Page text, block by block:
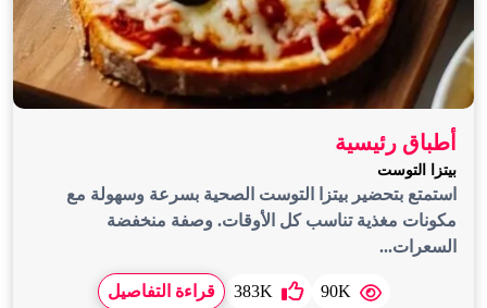
أطباق رئيسية
بيتزا التوست
استمتع بتحضير بيتزا التوست الصحية بسرعة وسهولة مع
مكونات مغذية تناسب كل الأوقات. وصفة منخفضة
السعرات...
90K
383K قراءة التفاصيل